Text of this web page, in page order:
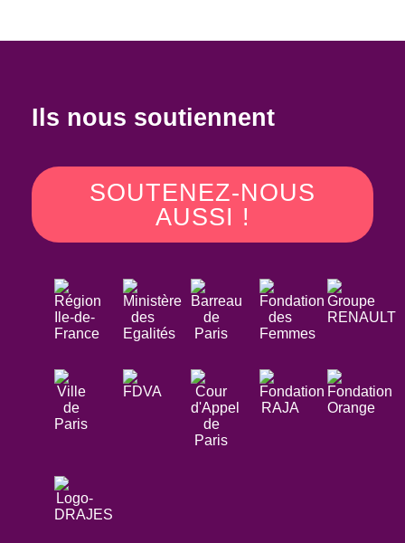
Ils nous soutiennent
SOUTENEZ-NOUS
AUSSI !